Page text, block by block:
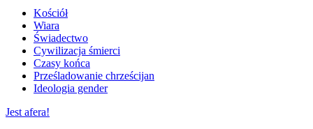
Kościół
Wiara
Świadectwo
Cywilizacja śmierci
Czasy końca
Prześladowanie chrześcijan
Ideologia gender
Jest afera!